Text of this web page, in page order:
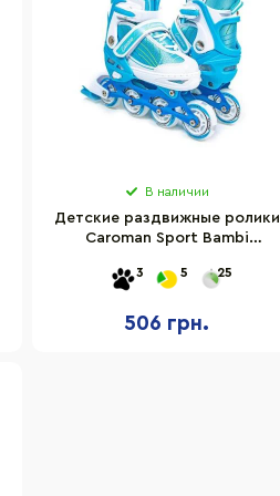
В наличии
Детские раздвижные ролики
Caroman Sport Bambi
3 5 25
506 грн.